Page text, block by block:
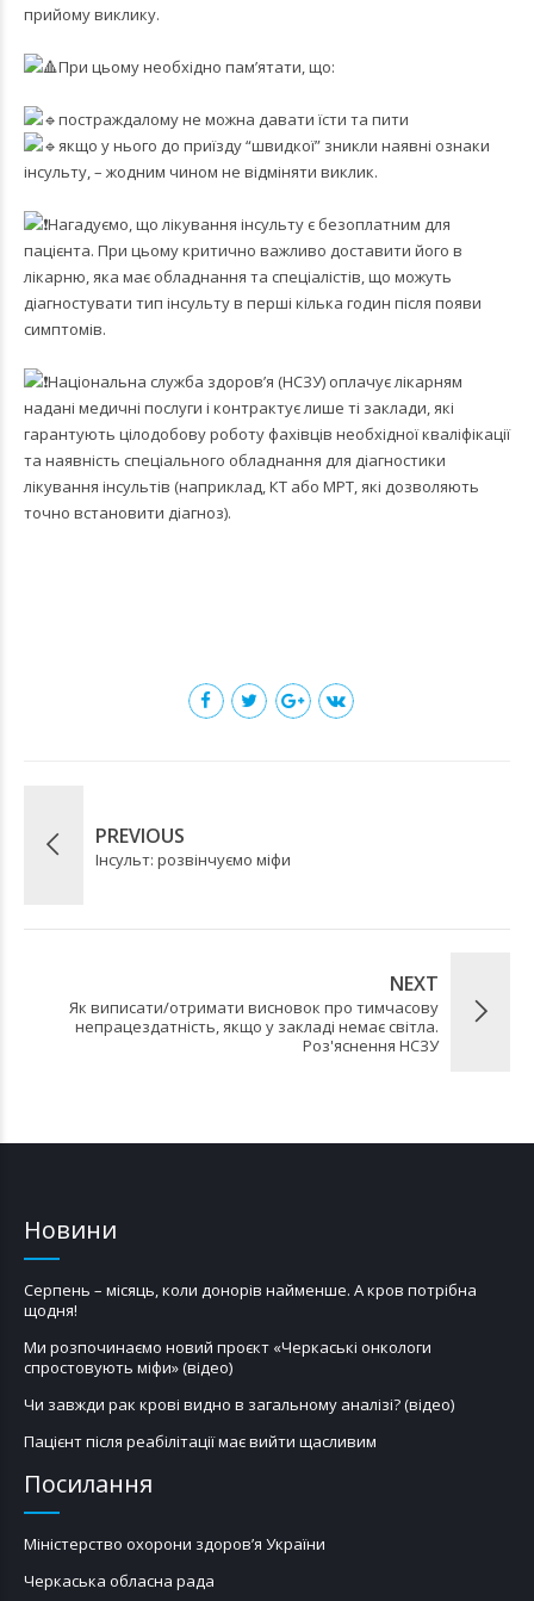
прийому виклику.
При цьому необхідно пам’ятати, що:
постраждалому не можна давати їсти та пити
якщо у нього до приїзду “швидкої” зникли наявні ознаки
інсульту, – жодним чином не відміняти виклик.
Нагадуємо, що лікування інсульту є безоплатним для
пацієнта. При цьому критично важливо доставити його в
лікарню, яка має обладнання та спеціалістів, що можуть
діагностувати тип інсульту в перші кілька годин пiсля появи
симптомів.
Національна служба здоров’я (НСЗУ) оплачує лікарням
надані медичні послуги і контрактує лише ті заклади, які
гарантують цілодобову роботу фахівців необхідної кваліфікації
та наявність спеціального обладнання для діагностики
лікування інсультів (наприклад, КТ або МРТ, які дозволяють
точно встановити діагноз).
PREVIOUS
Інсульт: розвінчуємо міфи
NEXT
Як виписати/отримати висновок про тимчасову
непрацездатність, якщо у закладі немає світла.
Роз'яснення НСЗУ
Новини
Серпень – місяць, коли донорів найменше. А кров потрібна
щодня!
Ми розпочинаємо новий проєкт «Черкаські онкологи
спростовують міфи» (відео)
Чи завжди рак крові видно в загальному аналізі? (відео)
Пацієнт після реабілітації має вийти щасливим
Посилання
Міністерство охорони здоров’я України
Черкаська обласна рада